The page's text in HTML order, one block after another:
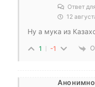
Ответ
12
Ну а мука из
1 -1
Анонимно